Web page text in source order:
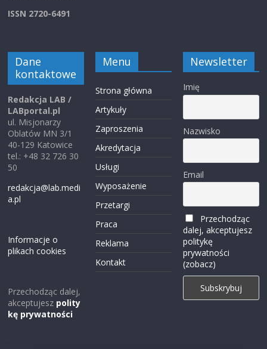
ISSN 2720-6491
Dane
kontaktowe
Redakcja LAB /
LABportal.pl
ul. Misjonarzy
Oblatów MN 3/1
40-129 Katowice
tel.: +48 32 726 30
50
redakcja@lab.medi
a.pl
Informacje o
plikach cookies
Przechodząc dalej,
akceptujesz polity
kę prywatności
Menu
Strona główna
Artykuły
Zaproszenia
Akredytacja
Usługi
Wyposażenie
Przetargi
Praca
Reklama
Kontakt
Newsletter
Imię
Nazwisko
Email
Przechodząc
dalej, akceptujesz
politykę
prywatności
(zobacz)